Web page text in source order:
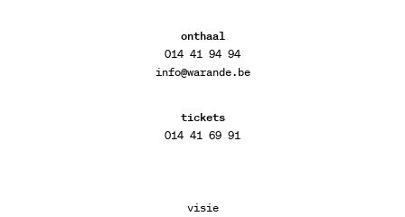
onthaal
014 41 94 94
info@warande.be
tickets
014 41 69 91
visie